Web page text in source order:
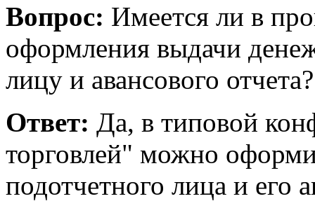
Вопрос: Имеется ли в
оформления выдачи
лицу и авансового отчета?
Ответ: Да, в типовой
торговлей" можно
подотчетного лица и его